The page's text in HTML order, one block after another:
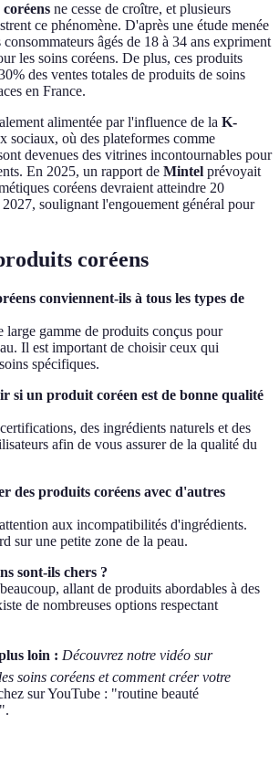
ne cesse de croître, et plusieurs
ce phénomène. D'après une étude menée
consommateurs âgés de 18 à 34 ans expriment
les soins coréens. De plus, ces produits
des ventes totales de produits de soins
en France.
alimentée par l'influence de la K-
sociaux, où des plateformes comme
devenues des vitrines incontournables pour
En 2025, un rapport de Mintel prévoyait
coréens devraient atteindre 20
soulignant l'engouement général pour
coréens
conviennent-ils à tous les types de
gamme de produits conçus pour
Il est important de choisir ceux qui
spécifiques.
si un produit coréen est de bonne qualité
des ingrédients naturels et des
afin de vous assurer de la qualité du
des produits coréens avec d'autres
aux incompatibilités d'ingrédients.
sur une petite zone de la peau.
sont-ils chers ?
allant de produits abordables à des
de nombreuses options respectant
loin : Découvrez notre vidéo sur
soins coréens et comment créer votre
sur YouTube : "routine beauté